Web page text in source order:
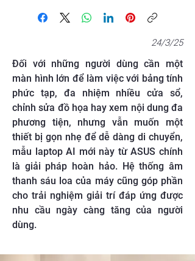
24/3/25
Đối với những người dùng cần một
màn hình lớn để làm việc với bảng tính
phức tạp, đa nhiệm nhiều cửa sổ,
chỉnh sửa đồ họa hay xem nội dung đa
phương tiện, nhưng vẫn muốn một
thiết bị gọn nhẹ để dễ dàng di chuyển,
mẫu laptop AI mới này từ ASUS chính
là giải pháp hoàn hảo. Hệ thống âm
thanh sáu loa của máy cũng góp phần
cho trải nghiệm giải trí đáp ứng được
nhu cầu ngày càng tăng của người
dùng.